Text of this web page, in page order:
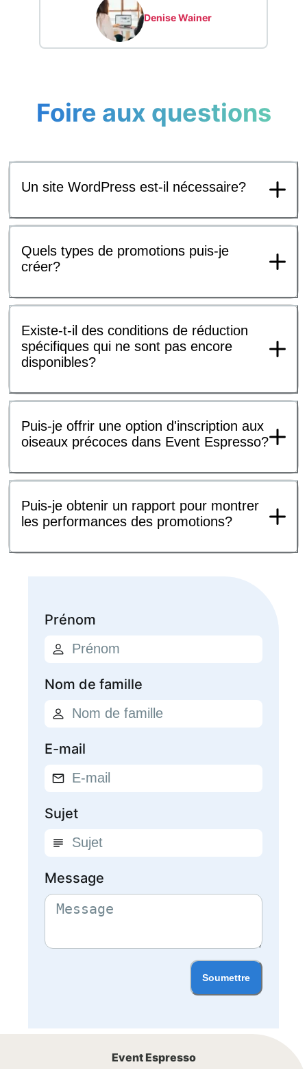
Denise Wainer
Foire aux questions
Un site WordPress est-il nécessaire?
Quels types de promotions puis-je
créer?
Existe-t-il des conditions de réduction
spécifiques qui ne sont pas encore
disponibles?
Puis-je offrir une option d'inscription aux
oiseaux précoces dans Event Espresso?
Puis-je obtenir un rapport pour montrer
les performances des promotions?
Prénom
Nom de famille
E-mail
Sujet
Message
Soumettre
Event Espresso